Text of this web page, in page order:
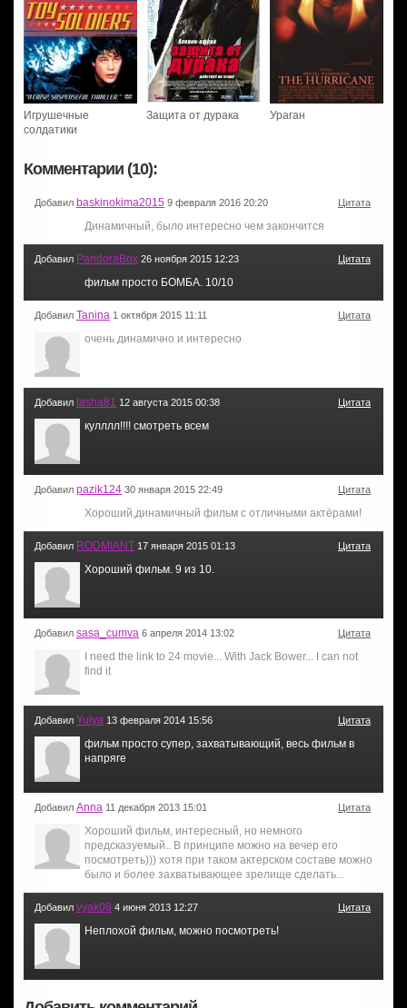
Игрушечные
солдатики
Защита от дурака Ураган
Комментарии (10):
Добавил baskinokima2015 9 февраля 2016 20:20 Цитата
Динамичный, было интересно чем закончится
Добавил PandoraBox 26 ноября 2015 12:23 Цитата
фильм просто БОМБА. 10/10
Добавил Tanina 1 октября 2015 11:11 Цитата
очень динамично и интересно
Добавил tasha81 12 августа 2015 00:38 Цитата
кулллл!!!! смотреть всем
Добавил pazik124 30 января 2015 22:49 Цитата
Хороший,динамичный фильм с отличными актёрами!
Добавил RODMIANT 17 января 2015 01:13 Цитата
Хороший фильм. 9 из 10.
Добавил sasa_cumva 6 апреля 2014 13:02 Цитата
I need the link to 24 movie... With Jack Bower... I can not
find it
Добавил Yulya 13 февраля 2014 15:56 Цитата
фильм просто супер, захватывающий, весь фильм в
напряге
Добавил Anna 11 декабря 2013 15:01 Цитата
Хороший фильм, интересный, но немного
предсказуемый.. В принципе можно на вечер его
посмотреть))) хотя при таком актерском составе можно
было и более захватывающее зрелище сделать...
Добавил vyak08 4 июня 2013 12:27 Цитата
Неплохой фильм, можно посмотреть!